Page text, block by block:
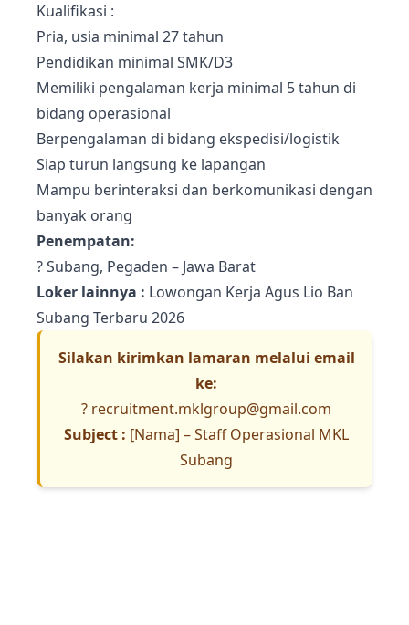
Kualifikasi :
Pria, usia minimal 27 tahun
Pendidikan minimal SMK/D3
Memiliki pengalaman kerja minimal 5 tahun di
bidang operasional
Berpengalaman di bidang ekspedisi/logistik
Siap turun langsung ke lapangan
Mampu berinteraksi dan berkomunikasi dengan
banyak orang
Penempatan:
? Subang, Pegaden – Jawa Barat
Loker lainnya : Lowongan Kerja Agus Lio Ban
Subang Terbaru 2026
Silakan kirimkan lamaran melalui email
ke:
? recruitment.mklgroup@gmail.com
Subject : [Nama] – Staff Operasional MKL
Subang